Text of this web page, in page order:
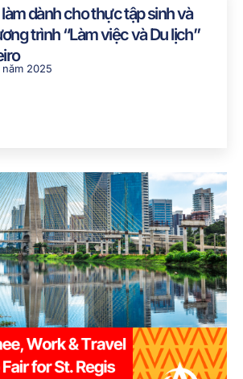
dành cho thực tập sinh và
trình “Làm việc và Du lịch”
2025